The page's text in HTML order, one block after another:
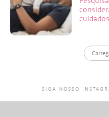
SIGA NOSSO